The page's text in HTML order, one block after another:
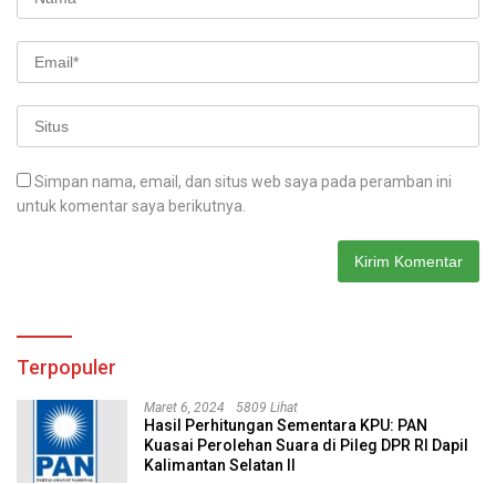
Simpan nama, email, dan situs web saya pada peramban ini
untuk komentar saya berikutnya.
Terpopuler
Maret 6, 2024 5809 Lihat
Hasil Perhitungan Sementara KPU: PAN
Kuasai Perolehan Suara di Pileg DPR RI Dapil
Kalimantan Selatan II